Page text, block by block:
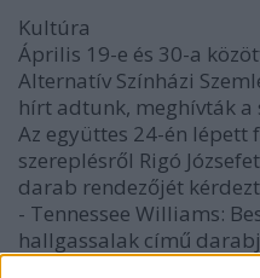
Kultúra
Április 19-e és 30-a
Alternatív Színházi
hírt adtunk, meghívták a
Az együttes 24-én lépett
szereplésről Rigó
darab rendezőjét
- Tennessee Williams:
hallgassalak című